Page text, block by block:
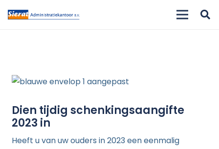
Dien tijdig schenkingsaangifte
2023 in
Heeft u van uw ouders in 2023 een eenmalig